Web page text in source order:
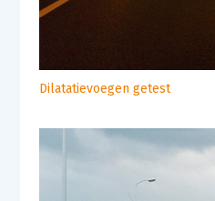
Dilatatievoegen getest